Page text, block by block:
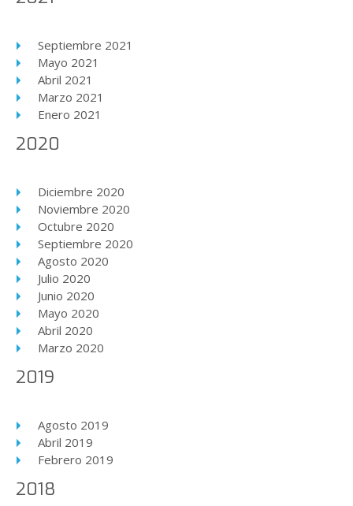
Septiembre 2021
Mayo 2021
Abril 2021
Marzo 2021
Enero 2021
2020
Diciembre 2020
Noviembre 2020
Octubre 2020
Septiembre 2020
Agosto 2020
Julio 2020
Junio 2020
Mayo 2020
Abril 2020
Marzo 2020
2019
Agosto 2019
Abril 2019
Febrero 2019
2018